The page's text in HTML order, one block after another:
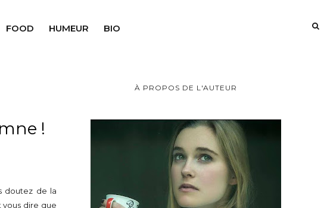
FOOD HUMEUR BIO
!
doutez de la
vous dire que
À PROPOS DE L'AUTEUR